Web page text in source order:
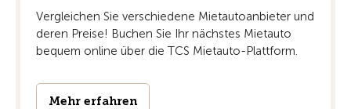
Vergleichen Sie verschiedene Mietautoanbieter und
deren Preise! Buchen Sie Ihr nächstes Mietauto
bequem online über die TCS Mietauto-Plattform.
Mehr erfahren